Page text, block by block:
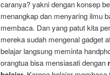
caranya? yakni dengan konsep
menangkap dan menyaring ilmu
membaca. Dan yang patut kita
mereka sudah mengenal gadget
belajar langsung meminta
orangtua bisa mensiasati dengan